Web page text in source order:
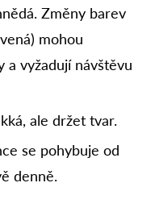
Změny barev
mohou
a vyžadují návštěvu
ale držet tvar.
se pohybuje od
denně.